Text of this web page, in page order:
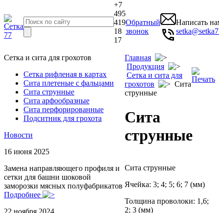
+7
495
419
18
17
Обратный
звонок
Написать
Сетка и сита для грохотов
Сетка рифленая в картах
Сита плетеные с фальцами
Сита струнные
Сита арфообразные
Сита перфорированные
Подситник для грохота
Новости
16 июня 2025
Замена направляющего профиля и
сетки для башни шоковой
заморозки мясных полуфабрикатов
Подробнее
Главная
Продукция
Сетка и сита для
грохотов
Сита
струнные
Сита
струнные
Сита струнные
Ячейка: 3; 4; 5; 6; 7 (мм)
Толщина проволоки: 1,6;
2; 3 (мм)